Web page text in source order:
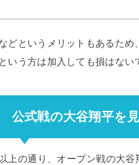
どというメリットもあるため、
という方は加入しても損はない
公式戦の大谷翔平を
上の通り、オープン戦の大